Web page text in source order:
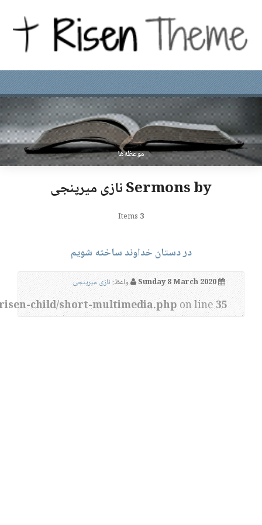
موعظه‌ها
Sermons by نازی میرپنجی
3
در دستان خداوند ساخته شویم
Sunday 8 March 2020 واعظ:نازی میرپنجی
child/short-multimedia.php on line35